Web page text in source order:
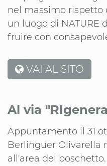
nel massimo rispetto
un luogo di NATURE
fruire con
VAI AL SITO
Al via
Appuntamento il 31
Berlinguer Olivarella
all'area del boschetto.